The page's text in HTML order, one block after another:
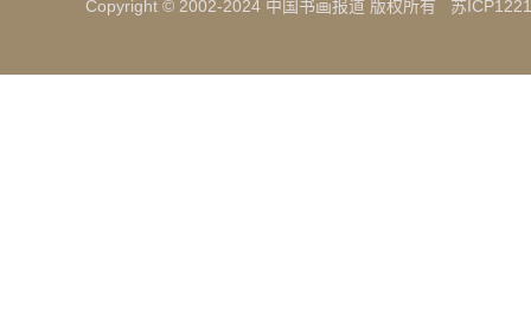
Copyright © 2002-2024 中国书画报道 版权所有 苏